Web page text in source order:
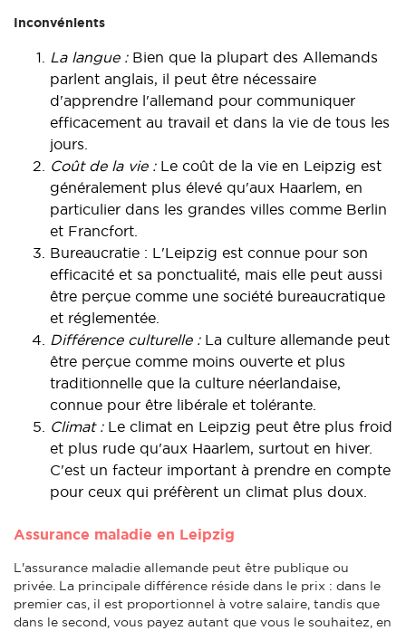
Inconvénients
La langue :Bien que la plupart des Allemands
parlent anglais, il peut être nécessaire
d'apprendre l'allemand pour communiquer
efficacement au travail et dans la vie de tous les
jours.
Coût de la vie :Le coût de la vie en Leipzig est
généralement plus élevé qu'aux Haarlem, en
particulier dans les grandes villes comme Berlin
et Francfort.
Bureaucratie : L'Leipzig est connue pour son
efficacité et sa ponctualité, mais elle peut aussi
être perçue comme une société bureaucratique
et réglementée.
Différence culturelle :La culture allemande peut
être perçue comme moins ouverte et plus
traditionnelle que la culture néerlandaise,
connue pour être libérale et tolérante.
Climat :Le climat en Leipzig peut être plus froid
et plus rude qu'aux Haarlem, surtout en hiver.
C'est un facteur important à prendre en compte
pour ceux qui préfèrent un climat plus doux.
Assurance maladie en Leipzig
L'assurance maladie allemande peut être publique ou
privée. La principale différence réside dans le prix : dans le
premier cas, il est proportionnel à votre salaire, tandis que
dans le second, vous payez autant que vous le souhaitez, en